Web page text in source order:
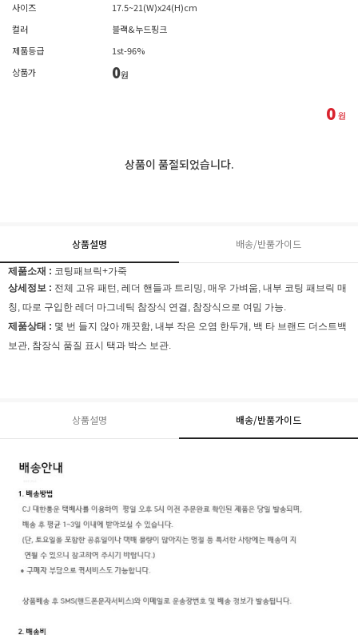
사이즈
17.5~21(W)x24(H)cm
컬러
블랙&누드핑크
제품등급
1st-96%
상품가
0원
0원
상품이 품절되었습니다.
상품설명 배송/반품가이드
제품소재 : 코팅패브릭+가죽
상세정보 : 전체 고유 패턴, 레더 핸들과 트리밍, 매우 가벼움, 내부 코팅 패브릭 매
칭, 따로 구입한 레더 마그네틱 참장식 연결, 참장식으로 여밈 가능.
제품상태 : 몇 번 들지 않아 깨끗함, 내부 작은 오염 한두개, 백 타 브랜드 더스트백
보관, 참장식 품질 표시 택과 박스 보관.
상품설명 배송/반품가이드